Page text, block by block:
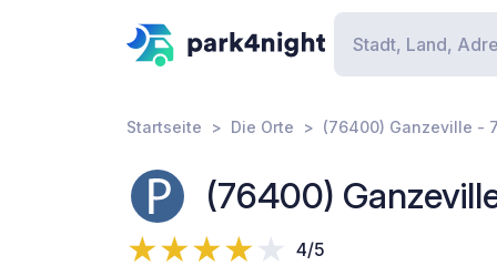
Startseite Die Orte (76400) Ganzeville -
(76400)
4/5